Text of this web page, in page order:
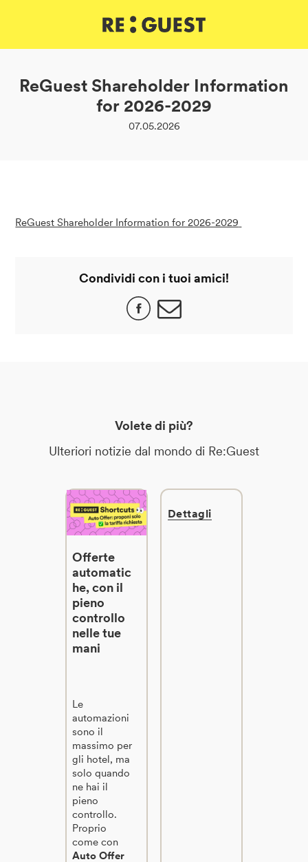
ReGuest Shareholder Information
for 2026-2029
07.05.2026
ReGuest Shareholder Information for 2026-2029
Condividi con i tuoi amici!
Volete di più?
Ulteriori notizie dal mondo di Re:Guest
Offerte
automatic
he, con il
pieno
controllo
nelle tue
mani
Le
automazioni
sono il
massimo per
gli hotel, ma
solo quando
ne hai il
pieno
controllo.
Proprio
come con
Auto Offer
Dettagli